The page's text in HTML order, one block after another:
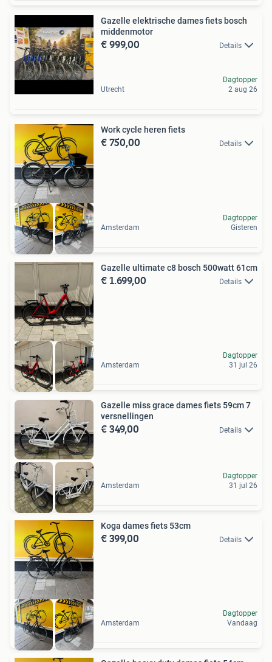
Gazelle elektrische dames fiets bosch
middenmotor
€ 999,00 Details
Utrecht
Dagtopper
2 aug 26
Work cycle heren fiets
€ 750,00 Details
Amsterdam
Dagtopper
Gisteren
Gazelle ultimate c8 bosch 500watt 61cm
€ 1.699,00 Details
Amsterdam
Dagtopper
31 jul 26
Gazelle miss grace dames fiets 59cm 7
versnellingen
€ 349,00 Details
Amsterdam
Dagtopper
31 jul 26
Koga dames fiets 53cm
€ 399,00 Details
Amsterdam
Dagtopper
Vandaag